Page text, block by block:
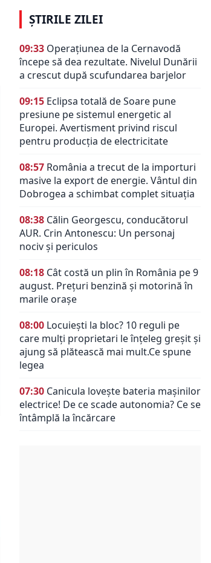
ȘTIRILE ZILEI
09:33 Operațiunea de la Cernavodă
începe să dea rezultate. Nivelul Dunării
a crescut după scufundarea barjelor
09:15 Eclipsa totală de Soare pune
presiune pe sistemul energetic al
Europei. Avertisment privind riscul
pentru producția de electricitate
08:57 România a trecut de la importuri
masive la export de energie. Vântul din
Dobrogea a schimbat complet situația
08:38 Călin Georgescu, conducătorul
AUR. Crin Antonescu: Un personaj
nociv şi periculos
08:18 Cât costă un plin în România pe 9
august. Prețuri benzină și motorină în
marile orașe
08:00 Locuiești la bloc? 10 reguli pe
care mulți proprietari le înțeleg greșit și
ajung să plătească mai mult.Ce spune
legea
07:30 Canicula lovește bateria mașinilor
electrice! De ce scade autonomia? Ce se
întâmplă la încărcare